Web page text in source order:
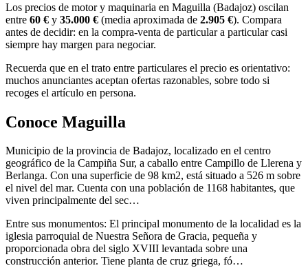
Los precios de motor y maquinaria en Maguilla (Badajoz) oscilan
entre 60 € y 35.000 € (media aproximada de 2.905 €). Compara
antes de decidir: en la compra-venta de particular a particular casi
siempre hay margen para negociar.
Recuerda que en el trato entre particulares el precio es orientativo:
muchos anunciantes aceptan ofertas razonables, sobre todo si
recoges el artículo en persona.
Conoce Maguilla
Municipio de la provincia de Badajoz, localizado en el centro
geográfico de la Campiña Sur, a caballo entre Campillo de Llerena y
Berlanga. Con una superficie de 98 km2, está situado a 526 m sobre
el nivel del mar. Cuenta con una población de 1168 habitantes, que
viven principalmente del sec…
Entre sus monumentos: El principal monumento de la localidad es la
iglesia parroquial de Nuestra Señora de Gracia, pequeña y
proporcionada obra del siglo XVIII levantada sobre una
construcción anterior. Tiene planta de cruz griega, fó…